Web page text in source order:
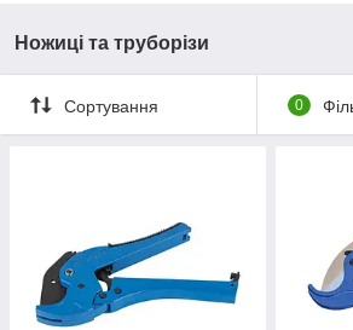
Ножиці та труборізи
Сортування 0